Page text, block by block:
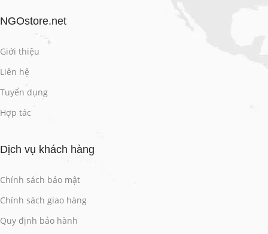
NGOstore.net
Giới thiệu
Liên hệ
Tuyển dụng
Hợp tác
Dịch vụ khách hàng
Chính sách bảo mật
Chính sách giao hàng
Quy định bảo hành